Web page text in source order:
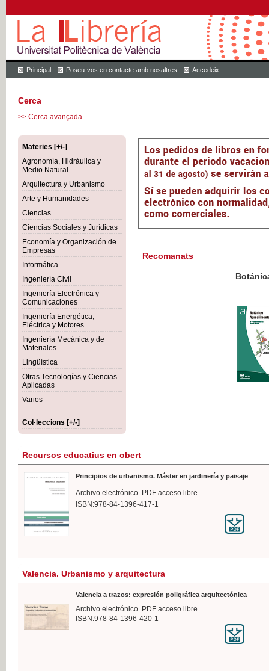
Principal Poseu-vos en contacte amb nosaltres Accedeix
Cerca
>> Cerca avançada
Materies [+/-]
Agronomía, Hidráulica y
Medio Natural
Arquitectura y Urbanismo
Arte y Humanidades
Ciencias
Ciencias Sociales y Jurídicas
Economía y Organización de
Empresas
Informática
Ingeniería Civil
Ingeniería Electrónica y
Comunicaciones
Ingeniería Energética,
Eléctrica y Motores
Ingeniería Mecánica y de
Materiales
Lingüística
Otras Tecnologías y Ciencias
Aplicadas
Varios
Col·leccions [+/-]
Recomanats
Botánica Agroalimentaria
IVA
Recursos educatius en obert
Principios de urbanismo. Máster en jardinería y paisaje
Archivo electrónico. PDF acceso libre
ISBN:978-84-1396-417-1
Valencia. Urbanismo y arquitectura
Valencia a trazos: expresión poligráfica arquitectónica
Archivo electrónico. PDF acceso libre
ISBN:978-84-1396-420-1